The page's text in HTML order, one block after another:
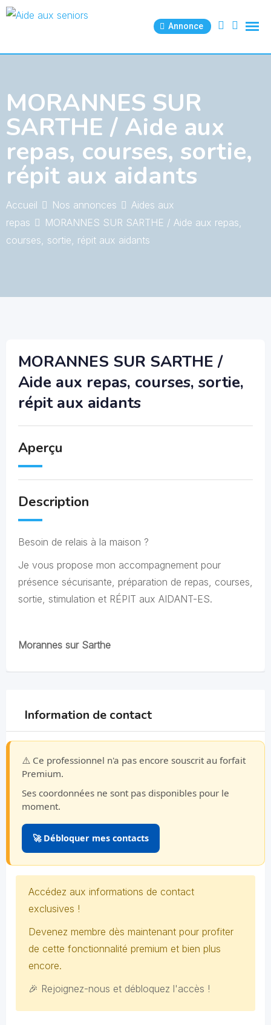
Skip
Annonce
MORANNES SUR
SARTHE / Aide aux
repas, courses, sortie,
répit aux aidants
Accueil Nos annonces
Aides aux
repas
MORANNES SUR SARTHE / Aide aux repas,
courses, sortie, répit aux aidants
MORANNES SUR SARTHE /
Aide aux repas, courses, sortie,
répit aux aidants
Aperçu
Description
Besoin de relais à la maison ?
Je vous propose mon accompagnement pour
présence sécurisante, préparation de repas, courses,
sortie, stimulation et RÉPIT aux AIDANT-ES.
Morannes sur Sarthe
Information de contact
⚠️ Ce professionnel n'a pas encore souscrit au forfait
Premium.
Ses coordonnées ne sont pas disponibles pour le
moment.
🚀 Débloquer mes contacts
Accédez aux informations de contact
exclusives !
Devenez membre dès maintenant pour profiter
de cette fonctionnalité premium et bien plus
encore.
🎉 Rejoignez-nous et débloquez l'accès !